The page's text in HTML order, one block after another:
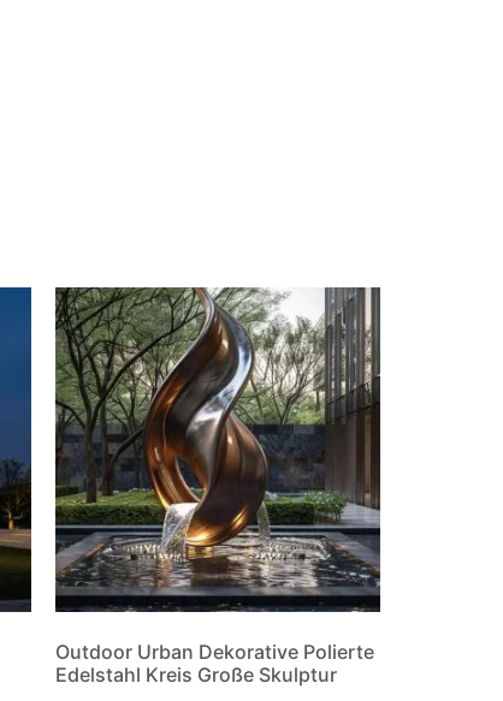
Outdoor Urban Dekorative Polierte
Edelstahl Kreis Große Skulptur